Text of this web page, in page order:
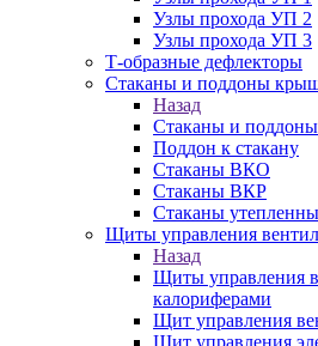
Узлы прохода УП 2
Узлы прохода УП 3
Т-образные дефлекторы
Стаканы и поддоны
Назад
Стаканы и
Поддон к стакану
Стаканы ВКО
Стаканы ВКР
Стаканы
Щиты управления
Назад
Щиты управления
калориферами
Щит управления
Щит управления